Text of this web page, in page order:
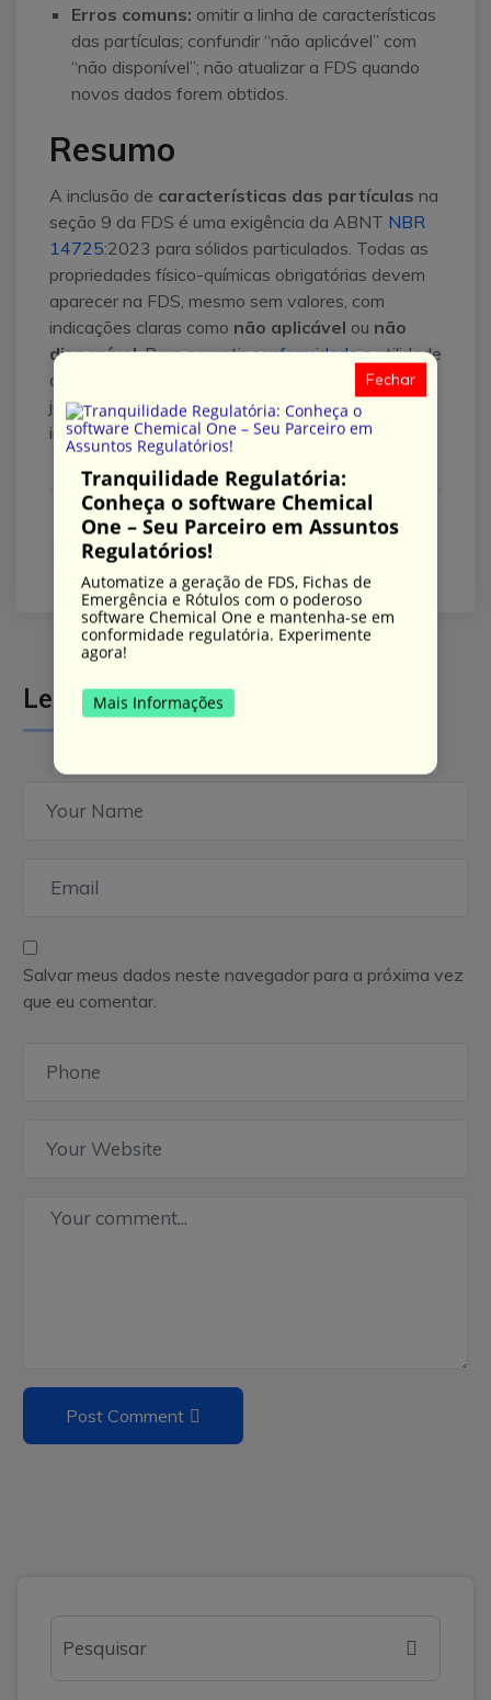
Erros comuns: omitir a linha de características
das partículas; confundir “não aplicável” com
“não disponível”; não atualizar a FDS quando
novos dados forem obtidos.
Resumo
A inclusão de características das partículas na
seção 9 da FDS é uma exigência da ABNT NBR
14725:2023 para sólidos particulados. Todas as
propriedades físico-químicas obrigatórias devem
aparecer na FDS, mesmo sem valores, com
indicações claras como não aplicável ou não
disponível. Para garantirconformidadee utilidade
da FDS, prefira documentar o que se sabe,
justificar lacunas e planejar a obtenção de dados
inexistentes.
Leave Comment
Salvar meus dados neste navegador para a próxima vez
que eu comentar.
Post Comment
Tranquilidade Regulatória:
Conheça o software Chemical
One – Seu Parceiro em Assuntos
Regulatórios!
Automatize a geração de FDS, Fichas de
Emergência e Rótulos com o poderoso
software Chemical One e mantenha-se em
conformidade regulatória. Experimente
agora!
Mais Informações
Fechar